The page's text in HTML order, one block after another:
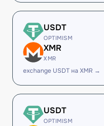
USDT
OPTIMISM
XMR
XMR
exchange USDT на XMR →
USDT
OPTIMISM